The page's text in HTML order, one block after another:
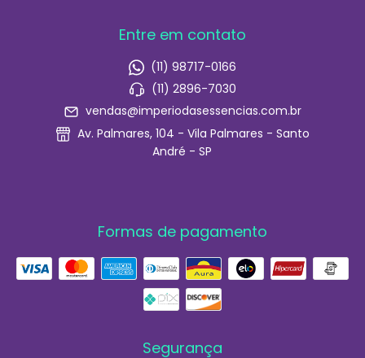
Entre em contato
(11) 98717-0166
(11) 2896-7030
vendas@imperiodasessencias.com.br
Av. Palmares, 104 - Vila Palmares - Santo
André - SP
Formas de pagamento
Segurança